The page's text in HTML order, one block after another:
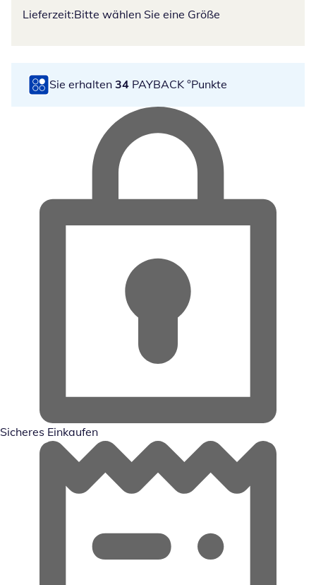
Lieferzeit:Bitte wählen Sie eine Größe
Sie erhalten 34 PAYBACK °Punkte
Sicheres Einkaufen